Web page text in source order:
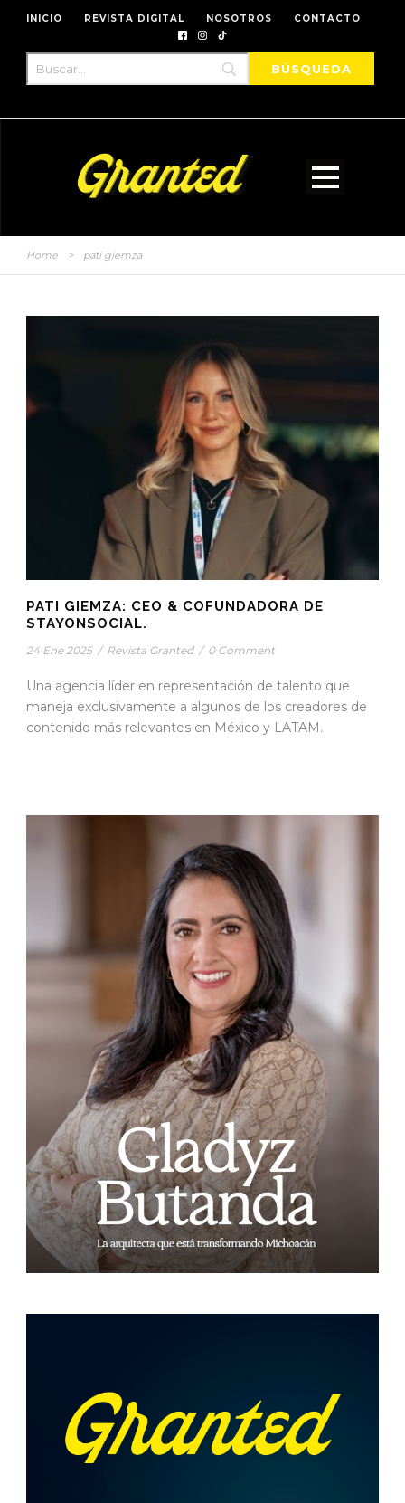
INICIO REVISTA DIGITAL NOSOTROS CONTACTO
Home > pati giemza
PATI GIEMZA: CEO & COFUNDADORA DE
STAYONSOCIAL.
24 Ene 2025 / Revista Granted / 0 Comment
Una agencia líder en representación de talento que
maneja exclusivamente a algunos de los creadores de
contenido más relevantes en México y LATAM.